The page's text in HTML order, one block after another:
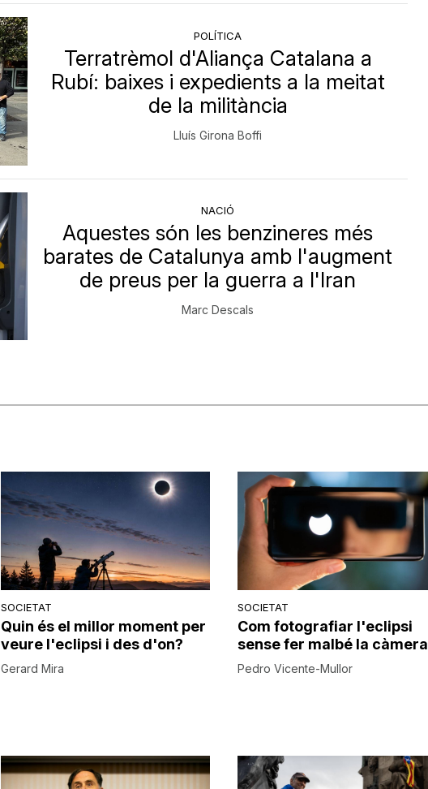
POLÍTICA
Terratrèmol d'Aliança Catalana a
Rubí: baixes i expedients a la meitat
de la militància
Lluís Girona Boffi
NACIÓ
Aquestes són les benzineres més
barates de Catalunya amb l'augment
de preus per la guerra a l'Iran
Marc Descals
SOCIETAT
Quin és el millor moment per
veure l'eclipsi i des d'on?
Gerard Mira
SOCIETAT
Com fotografiar l'eclipsi
sense fer malbé la càmera
Pedro Vicente-Mullor